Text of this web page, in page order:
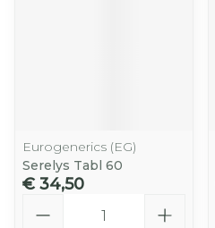
Eurogenerics (EG)
Serelys Tabl 60
€ 34,50